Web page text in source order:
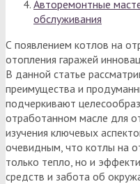
Авторемонтные
обслуживания
С появлением котлов на
отопления гаражей
В данной статье
преимущества и
подчеркивают
отработанном масле для
изучения ключевых
очевидным, что котлы на
только тепло, но и
средств и забота об